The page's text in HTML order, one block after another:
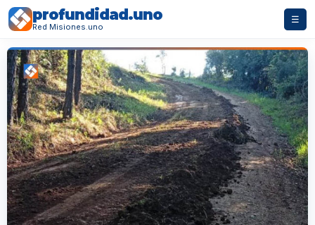
profundidad.uno
Red Misiones.uno
☰